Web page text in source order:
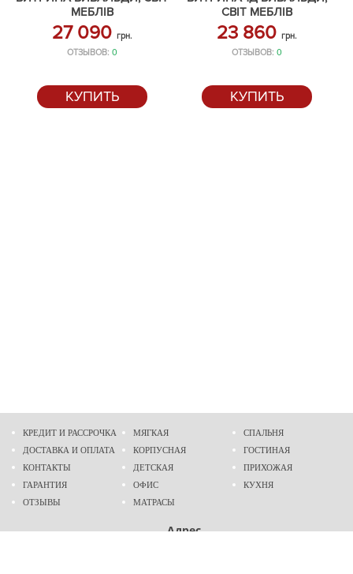
МЕБЛІВ
27 090грн.
ОТЗЫВОВ:0
КУПИТЬ
СВІТ МЕБЛІВ
23 860грн.
ОТЗЫВОВ:0
КУПИТЬ
КРЕДИТ И РАССРОЧКА
ДОСТАВКА И ОПЛАТА
КОНТАКТЫ
ГАРАНТИЯ
ОТЗЫВЫ
МЯГКАЯ
КОРПУСНАЯ
ДЕТСКАЯ
ОФИС
МАТРАСЫ
СПАЛЬНЯ
ГОСТИНАЯ
ПРИХОЖАЯ
КУХНЯ
Адрес